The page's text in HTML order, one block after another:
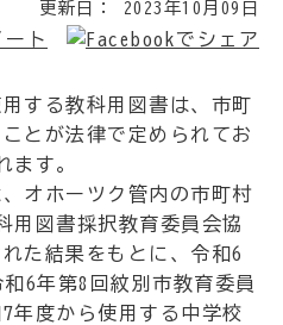
更新日： 2023年10月09日
する教科用図書は、市町
とが法律で定められてお
ます。
オホーツク管内の市町村
用図書採択教育委員会協
た結果をもとに、令和6
6年第8回紋別市教育委員
年度から使用する中学校